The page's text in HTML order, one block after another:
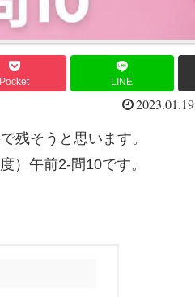
Pocket LINE
2023.01.19
残そうと思います。
）午前2-問10です。